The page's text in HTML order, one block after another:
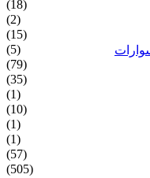
(18)
(2)
(15)
(5)
(79)
(35)
(1)
(10)
(1)
(1)
(57)
(505)